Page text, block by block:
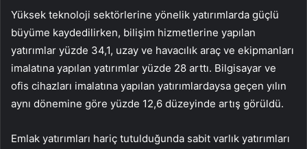
Yüksek teknoloji sektörlerine yönelik yatırımlarda güçlü
büyüme kaydedilirken, bilişim hizmetlerine yapılan
yatırımlar yüzde 34,1, uzay ve havacılık araç ve ekipmanları
imalatına yapılan yatırımlar yüzde 28 arttı. Bilgisayar ve
ofis cihazları imalatına yapılan yatırımlardaysa geçen yılın
aynı dönemine göre yüzde 12,6 düzeyinde artış görüldü.
Emlak yatırımları hariç tutulduğunda sabit varlık yatırımları